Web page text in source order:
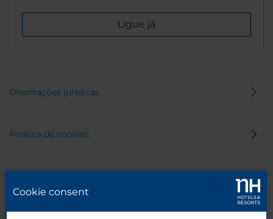
Ligue já
Orientações jurídicas
Política de cookies
Cookie consent